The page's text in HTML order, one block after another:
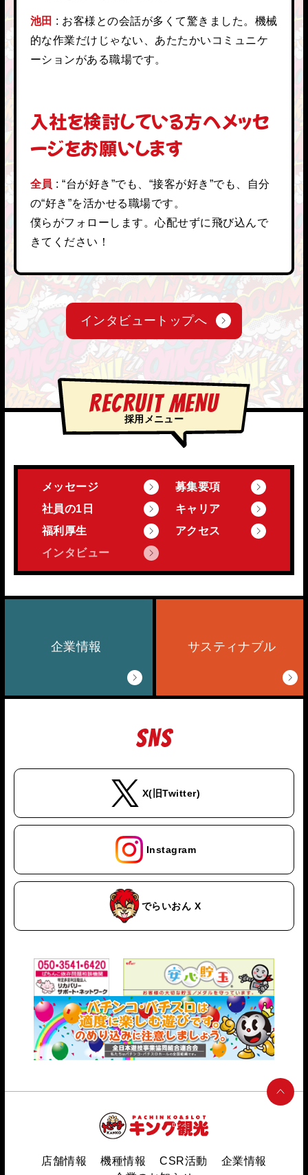
池田
お客様との会話が多くて驚きました。機械
的な作業だけじゃない、あたたかいコミュニケ
ーションがある職場です。
入社を検討している方へメッセ
ージをお願いします
全員
“台が好き”でも、“接客が好き”でも、自分
の“好き”を活かせる職場です。
僕らがフォローします。心配せずに飛び込んで
きてください！
インタビュートップへ
RECRUIT MENU
採用メニュー
メッセージ
募集要項
社員の1日
キャリア
福利厚生
アクセス
インタビュー
企業情報 サスティナブル
SNS
X(旧Twitter)
Instagram
でらいおん X
店舗情報 機種情報 CSR活動
企業情報